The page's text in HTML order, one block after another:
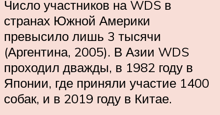
Число участников на WDS в
странах Южной Америки
превысило лишь 3 тысячи
(Аргентина, 2005). В Азии WDS
проходил дважды, в 1982 году в
Японии, где приняли участие 1400
собак, и в 2019 году в Китае.